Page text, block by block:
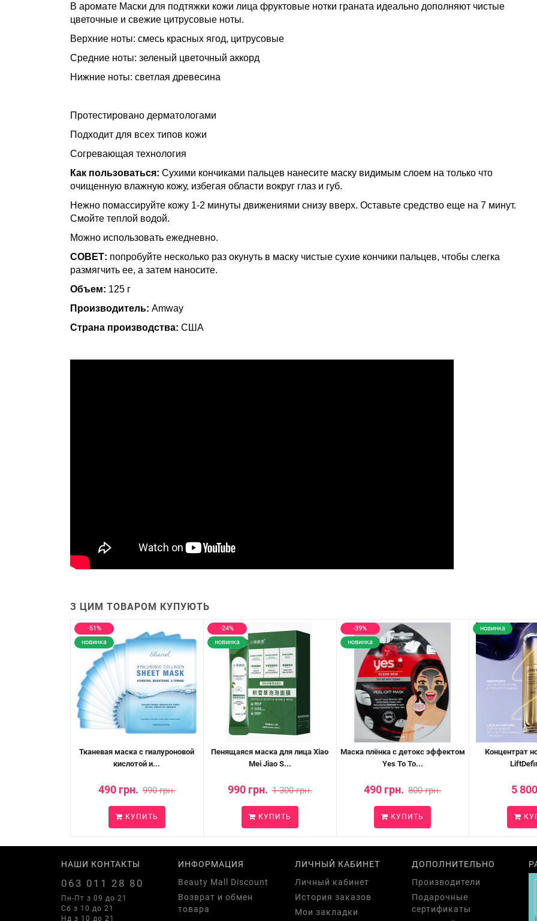
В аромате Маски для подтяжки кожи лица фруктовые нотки граната идеально дополняют чистые
цветочные и свежие цитрусовые ноты.
Верхние ноты: смесь красных ягод, цитрусовые
Средние ноты: зеленый цветочный аккорд
Нижние ноты: светлая древесина
Протестировано дерматологами
Подходит для всех типов кожи
Согревающая технология
Как пользоваться: Сухими кончиками пальцев нанесите маску видимым слоем на только что
очищенную влажную кожу, избегая области вокруг глаз и губ.
Нежно помассируйте кожу 1-2 минуты движениями снизу вверх. Оставьте средство еще на 7 минут.
Смойте теплой водой.
Можно использовать ежедневно.
СОВЕТ: попробуйте несколько раз окунуть в маску чистые сухие кончики пальцев, чтобы слегка
размягчить ее, а затем наносите.
Объем: 125 г
Производитель: Amway
Страна производства: США
З ЦИМ ТОВАРОМ КУПУЮТЬ
-51%
новинка
Тканевая маска с гиалуроновой
кислотой и...
490 грн. 990 грн.
КУПИТЬ
-24%
новинка
Пенящаяся маска для лица Xiao
Mei Jiao S...
990 грн. 1 300 грн.
КУПИТЬ
-39%
новинка
Маска плёнка с детокс эффектом
Yes To To...
490 грн. 800 грн.
КУПИТЬ
новинка
Концентрат
5
НАШИ КОНТАКТЫ
063 011 28 80
Пн-Пт з 09 до 21
Сб з 10 до 21
Нд з 10 до 21
ИНФОРМАЦИЯ
Beauty Mall Discount
Возврат и обмен
товара
ЛИЧНЫЙ КАБИНЕТ
Личный кабинет
История заказов
Мои закладки
ДОПОЛНИТЕЛЬНО
Производители
Подарочные
сертификаты